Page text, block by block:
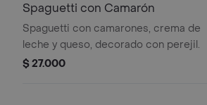
Spaguetti con Camarón
Spaguetti con camarones, crema de
leche y queso, decorado con perejil.
$ 27.000